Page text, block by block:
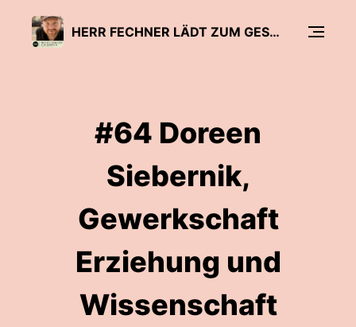
HERR FECHNER LÄDT ZUM GESPRÄCH - DER BILDUNGSPODCAST
#64 Doreen
Siebernik,
Gewerkschaft
Erziehung und
Wissenschaft